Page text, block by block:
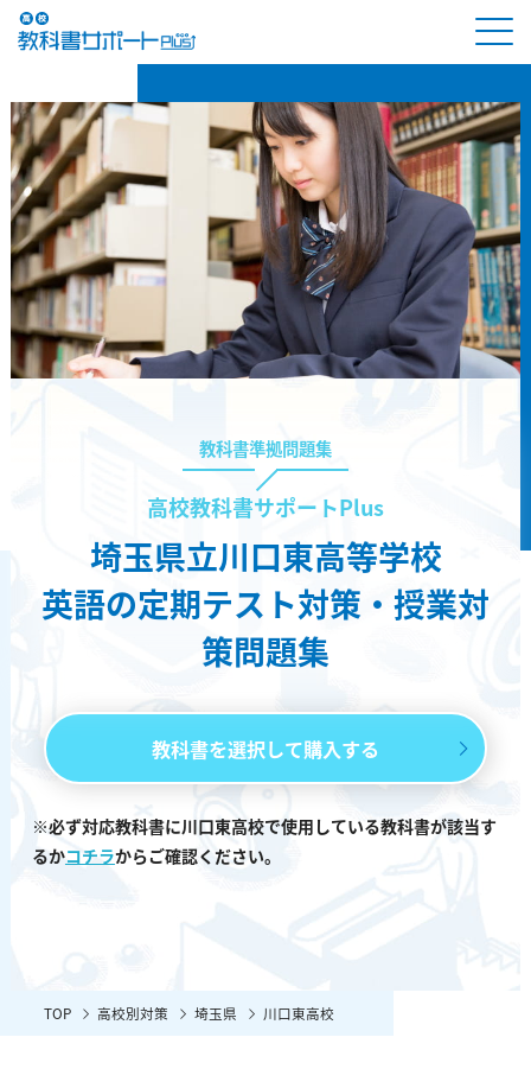
教科書準拠問題集
高校教科書サポートPlus
埼玉県立川口東高等学校
英語の定期テスト対策・授業対
策問題集
教科書を選択して購入する
※必ず対応教科書に川口東高校で使用している教科書が該当す
るかコチラからご確認ください。
TOP 高校別対策 埼玉県 川口東高校